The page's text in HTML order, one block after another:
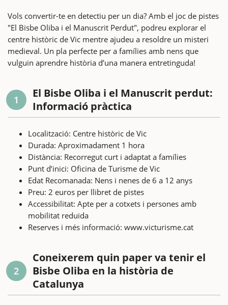
Vols convertir-te en detectiu per un dia? Amb el joc de pistes
"El Bisbe Oliba i el Manuscrit Perdut", podreu explorar el
centre històric de Vic mentre ajudeu a resoldre un misteri
medieval. Un pla perfecte per a famílies amb nens que
vulguin aprendre història d’una manera entretinguda!
1
El Bisbe Oliba i el Manuscrit perdut:
Informació pràctica
Localització: Centre històric de Vic
Durada: Aproximadament 1 hora
Distància: Recorregut curt i adaptat a famílies
Punt d’inici: Oficina de Turisme de Vic
Edat Recomanada: Nens i nenes de 6 a 12 anys
Preu: 2 euros per llibret de pistes
Accessibilitat: Apte per a cotxets i persones amb
mobilitat reduïda
Reserves i més informació: www.victurisme.cat
2
Coneixerem quin paper va tenir el
Bisbe Oliba en la història de
Catalunya